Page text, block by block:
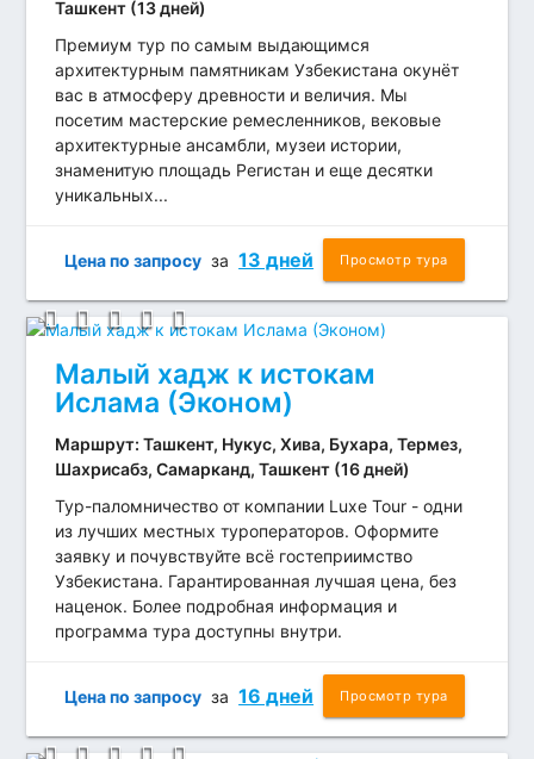
Ташкент (13 дней)
Премиум тур по самым выдающимся
архитектурным памятникам Узбекистана окунёт
вас в атмосферу древности и величия. Мы
посетим мастерские ремесленников, вековые
архитектурные ансамбли, музеи истории,
знаменитую площадь Регистан и еще десятки
уникальных...
Цена по запросу за 13 дней Просмотр тура
Малый хадж к истокам
Ислама (Эконом)
Маршрут: Ташкент, Нукус, Хива, Бухара, Термез,
Шахрисабз, Самарканд, Ташкент (16 дней)
Тур-паломничество от компании Luxe Tour - одни
из лучших местных туроператоров. Оформите
заявку и почувствуйте всё гостеприимство
Узбекистана. Гарантированная лучшая цена, без
наценок. Более подробная информация и
программа тура доступны внутри.
Цена по запросу за 16 дней Просмотр тура